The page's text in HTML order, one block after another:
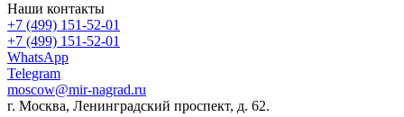
Наши контакты
+7 (499) 151-52-01
+7 (499) 151-52-01
WhatsApp
Telegram
moscow@mir-nagrad.ru
г. Москва, Ленинградский проспект, д. 62.